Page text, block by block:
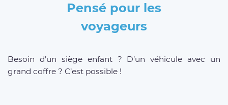
Pensé pour les
voyageurs
Besoin d’un siège enfant ? D’un véhicule avec un
grand coffre ? C’est possible !